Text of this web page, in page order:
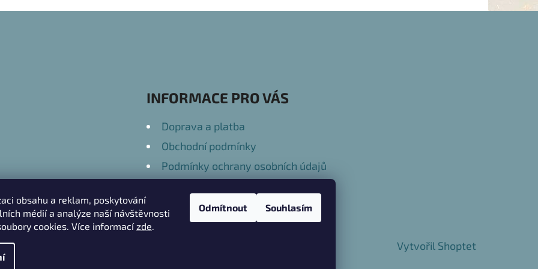
obsahu a reklam, poskytování
médií a analýze naší návštěvnosti
cookies. Více informacízde.
Odmítnout Souhlasím
INFORMACE PRO VÁS
Doprava a platba
Obchodní podmínky
Podmínky ochrany osobních údajů
Vytvořil Shoptet
vyhrazena.